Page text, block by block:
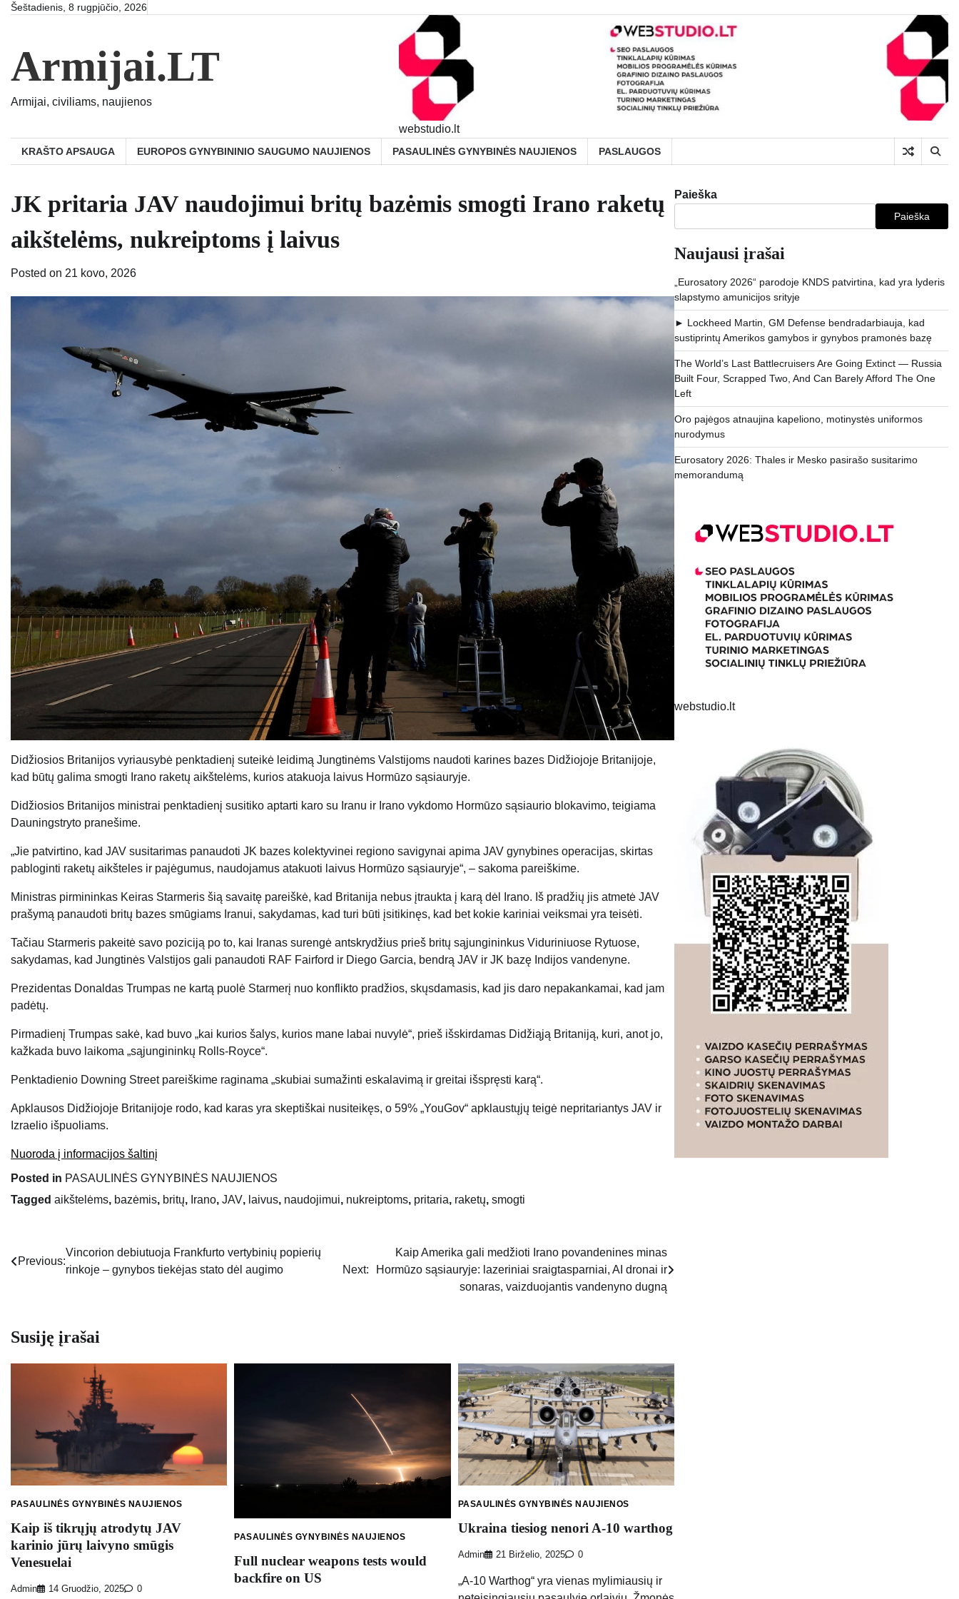
SkipŠeštadienis, 8 rugpjūčio, 2026
Armijai.LT
Armijai, civiliams, naujienos
webstudio.lt
KRAŠTO APSAUGA EUROPOS GYNYBININIO SAUGUMO NAUJIENOS PASAULINĖS GYNYBINĖS NAUJIENOS PASLAUGOS
JK pritaria JAV naudojimui britų bazėmis smogti Irano raketų
aikštelėms, nukreiptoms į laivus
Posted on 21 kovo, 2026
Didžiosios Britanijos vyriausybė penktadienį suteikė leidimą Jungtinėms Valstijoms naudoti karines bazes Didžiojoje Britanijoje,
kad būtų galima smogti Irano raketų aikštelėms, kurios atakuoja laivus Hormūzo sąsiauryje.
Didžiosios Britanijos ministrai penktadienį susitiko aptarti karo su Iranu ir Irano vykdomo Hormūzo sąsiaurio blokavimo, teigiama
Dauningstryto pranešime.
„Jie patvirtino, kad JAV susitarimas panaudoti JK bazes kolektyvinei regiono savigynai apima JAV gynybines operacijas, skirtas
pabloginti raketų aikšteles ir pajėgumus, naudojamus atakuoti laivus Hormūzo sąsiauryje“, – sakoma pareiškime.
Ministras pirmininkas Keiras Starmeris šią savaitę pareiškė, kad Britanija nebus įtraukta į karą dėl Irano. Iš pradžių jis atmetė JAV
prašymą panaudoti britų bazes smūgiams Iranui, sakydamas, kad turi būti įsitikinęs, kad bet kokie kariniai veiksmai yra teisėti.
Tačiau Starmeris pakeitė savo poziciją po to, kai Iranas surengė antskrydžius prieš britų sąjungininkus Viduriniuose Rytuose,
sakydamas, kad Jungtinės Valstijos gali panaudoti RAF Fairford ir Diego Garcia, bendrą JAV ir JK bazę Indijos vandenyne.
Prezidentas Donaldas Trumpas ne kartą puolė Starmerį nuo konflikto pradžios, skųsdamasis, kad jis daro nepakankamai, kad jam
padėtų.
Pirmadienį Trumpas sakė, kad buvo „kai kurios šalys, kurios mane labai nuvylė“, prieš išskirdamas Didžiąją Britaniją, kuri, anot jo,
kažkada buvo laikoma „sąjungininkų Rolls-Royce“.
Penktadienio Downing Street pareiškime raginama „skubiai sumažinti eskalavimą ir greitai išspręsti karą“.
Apklausos Didžiojoje Britanijoje rodo, kad karas yra skeptiškai nusiteikęs, o 59% „YouGov“ apklaustųjų teigė nepritariantys JAV ir
Izraelio išpuoliams.
Nuoroda į informacijos šaltinį
Posted in PASAULINĖS GYNYBINĖS NAUJIENOS
Tagged aikštelėms, bazėmis, britų, Irano, JAV, laivus, naudojimui, nukreiptoms, pritaria, raketų, smogti
Navigacija
Previous:
Vincorion debiutuoja Frankfurto vertybinių popierių
rinkoje – gynybos tiekėjas stato dėl augimo
Next:
Kaip Amerika gali medžioti Irano povandenines minas
Hormūzo sąsiauryje: lazeriniai sraigtasparniai, AI dronai ir
sonaras, vaizduojantis vandenyno dugną
Susiję įrašai
PASAULINĖS GYNYBINĖS NAUJIENOS
Kaip iš tikrųjų atrodytų JAV
karinio jūrų laivyno smūgis
Venesuelai
Admin 14 Gruodžio, 2025 0
PASAULINĖS GYNYBINĖS NAUJIENOS
Full nuclear weapons tests would
backfire on US
PASAULINĖS GYNYBINĖS NAUJIENOS
Ukraina tiesiog nenori A-10 warthog
Admin 21 Birželio, 2025 0
„A-10 Warthog“ yra vienas mylimiausių ir
Paieška
Paieška
Naujausi įrašai
„Eurosatory 2026“ parodoje KNDS patvirtina, kad yra lyderis
slapstymo amunicijos srityje
► Lockheed Martin, GM Defense bendradarbiauja, kad
sustiprintų Amerikos gamybos ir gynybos pramonės bazę
The World’s Last Battlecruisers Are Going Extinct — Russia
Built Four, Scrapped Two, And Can Barely Afford The One
Left
Oro pajėgos atnaujina kapeliono, motinystės uniformos
nurodymus
Eurosatory 2026: Thales ir Mesko pasirašo susitarimo
memorandumą
webstudio.lt